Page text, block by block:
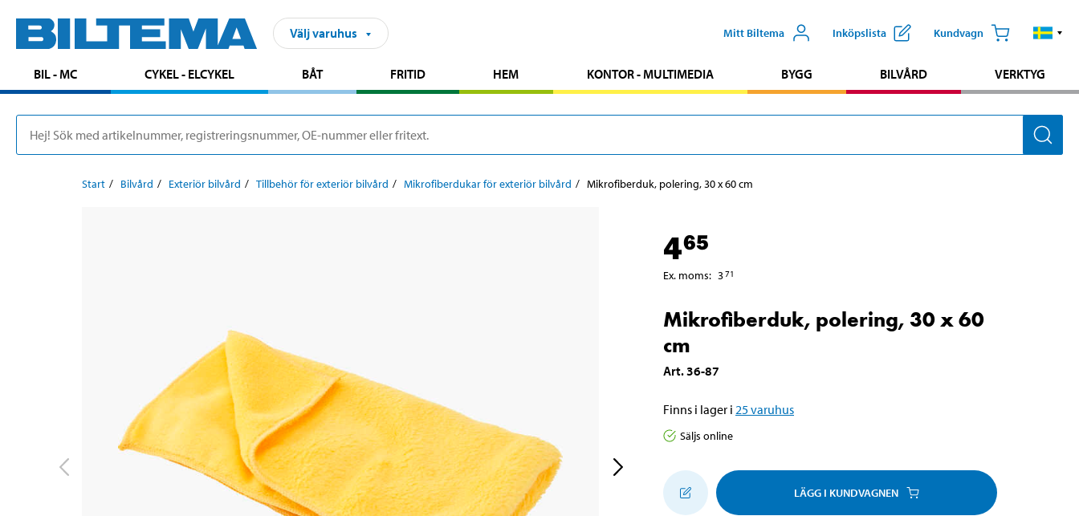
Välj varuhus Mitt Biltema Inköpslista Kundvagn
BIL - MC CYKEL - ELCYKEL BÅT FRITID HEM KONTOR - MULTIMEDIA BYGG BILVÅRD VERKTYG
Start Bilvård Exteriör bilvård Tillbehör för exteriör bilvård Mikrofiberdukar för exteriör bilvård Mikrofiberduk, polering, 30 x 60 cm
465
Ex. moms: 371
Mikrofiberduk, polering, 30 x 60
cm
Art.36-87
Finns i lager i 25varuhus
Säljs online
LÄGG I KUNDVAGNEN